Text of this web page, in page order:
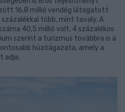
16,8 millió vendég látogatott
százalékkal több, mint tavaly. A
40,5 millió volt, 4 százalékos
szerint a turizmus továbbra is a
húzóágazata, amely a
adja.